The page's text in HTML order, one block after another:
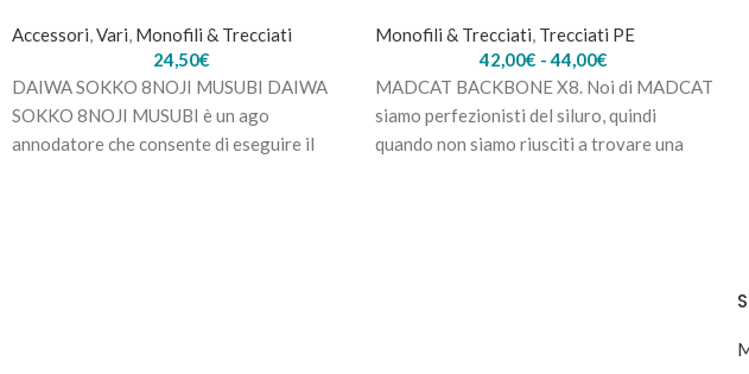
Accessori,Vari, Monofili & Trecciati
24,50€
DAIWA SOKKO 8NOJI MUSUBI DAIWA
SOKKO 8NOJI MUSUBI è un ago
annodatore che consente di eseguire il
Monofili & Trecciati, Trecciati PE
42,00€ - 44,00€
MADCAT BACKBONE X8. Noi di MADCAT
siamo perfezionisti del siluro, quindi
quando non siamo riusciti a trovare una